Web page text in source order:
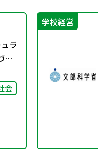
ラ
く
会
学校経営